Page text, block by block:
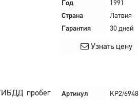
Год
1991
Страна
Латвия
Гарантия
30 дней
Узнать цену
пробег
Артикул
KP2/6948